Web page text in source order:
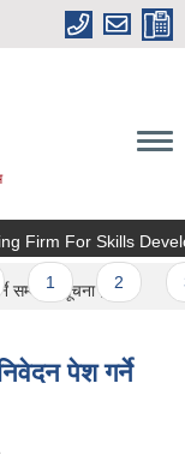
For Skills
1 2
सम्बन्धी सूचना।
पेश गर्ने